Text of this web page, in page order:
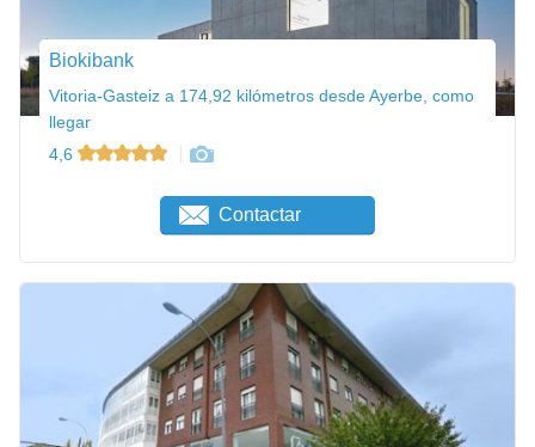
Biokibank
Vitoria-Gasteiz a 174,92 kilómetros desde Ayerbe, como
llegar
4,6
Contactar